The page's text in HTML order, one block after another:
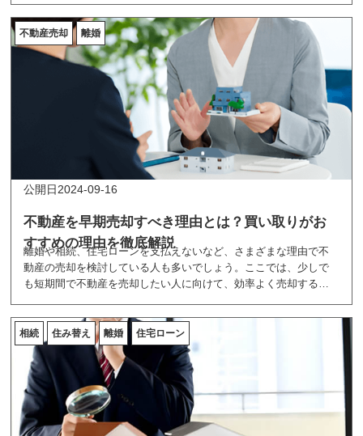
進めるためのポイントをお伝えします。不動産売却でお悩みの方
はぜひご覧ください！
不動産売却 離婚
不動産を早期売却すべき理由とは？買い取りがお
すすめの理由を徹底解説
2024-09-16
離婚や相続、住宅ローンを支払えないなど、さまざまな理由で不
動産の売却を検討している人も多いでしょう。ここでは、少しで
も短期間で不動産を売却したい人に向けて、効率よく売却するお
相続 住み替え 離婚 住宅ローン